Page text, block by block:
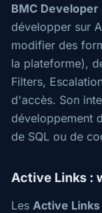
BMC Developer
développer sur
modifier des
la plateforme),
Filters,
d'accès. Son
développement
de SQL ou de
Active Links :
Les Active Links